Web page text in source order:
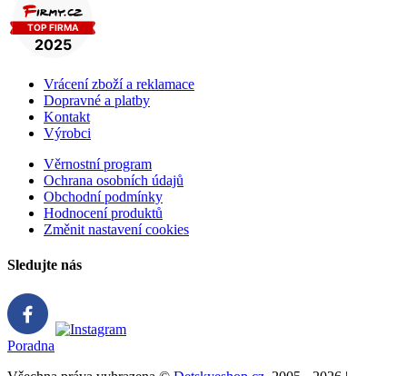
Vrácení zboží a reklamace
Dopravné a platby
Kontakt
Výrobci
Věrnostní program
Ochrana osobních údajů
Obchodní podmínky
Hodnocení produktů
Změnit nastavení cookies
Sledujte nás
Poradna